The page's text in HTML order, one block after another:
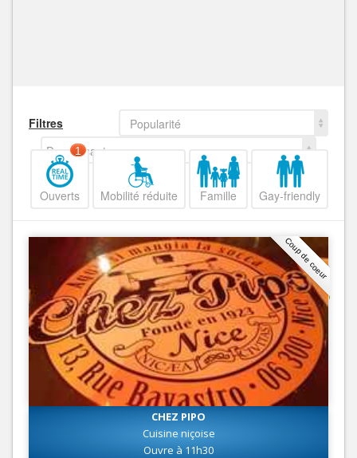
Filtres
Popularité
Decroissant
Ouverts
1
Mobilité réduite Famille Gay-friendly
Coup de coeur
CHEZ PIPO
Cuisine niçoise
Ouvre à 11h30